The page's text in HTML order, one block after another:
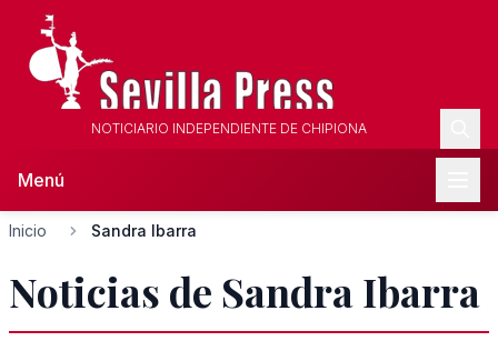
NOTICIARIO INDEPENDIENTE DE CHIPIONA
Menú
Inicio Sandra Ibarra
Noticias de Sandra Ibarra